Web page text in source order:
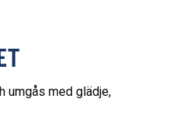
umgås med glädje,